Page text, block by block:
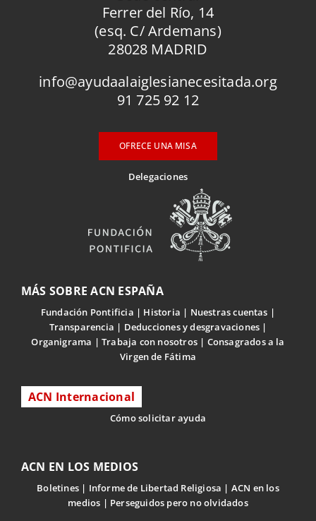
Ferrer del Río, 14
(esq. C/ Ardemans)
28028 MADRID
info@ayudaalaiglesianecesitada.org
91 725 92 12
OFRECE UNA MISA
Delegaciones
MÁS SOBRE ACN ESPAÑA
Fundación Pontificia Historia
Nuestras cuentas
Transparencia
Deducciones y desgravaciones
Organigrama
Trabaja con nosotros
Consagrados a la
Virgen de Fátima
ACN Internacional
Cómo solicitar ayuda
ACN EN LOS MEDIOS
Boletines Informe de Libertad Religiosa
ACN en los
medios
Perseguidos pero no olvidados